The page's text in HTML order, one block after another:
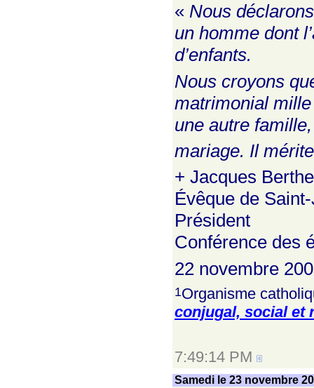
« Nous
un homme dont
d’enfants.
Nous croyons
matrimonial mille
une autre
mariage. Il
+ Jacques
Évêque de
Président
Conférence des
22 novembre
1Organisme
conjugal, social et
7:49:14 PM
Samedi le 23 novembre